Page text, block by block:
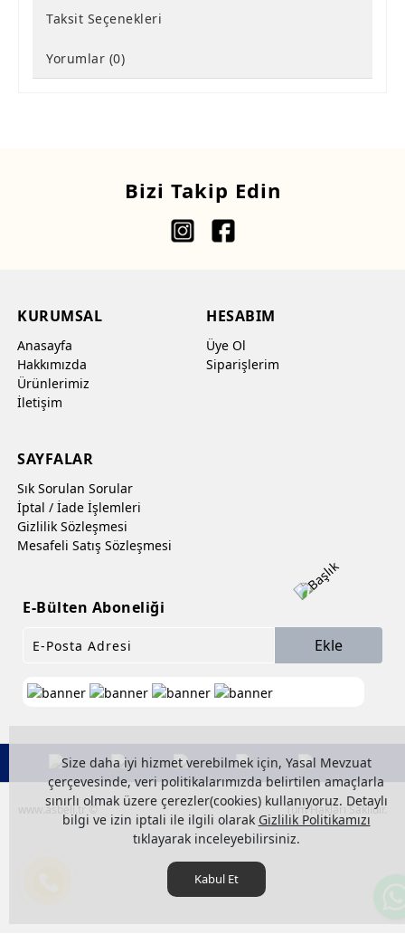
Taksit Seçenekleri
Yorumlar (0)
Size daha iyi hizmet verebilmek için, Yasal Mevzuat
çerçevesinde, veri politikalarımızda belirtilen amaçlarla
sınırlı olmak üzere çerezler(cookies) kullanıyoruz. Detaylı
bilgi ve izin iptali ile ilgili olarak Gizlilik Politikamızı
tıklayarak inceleyebilirsiniz.
Kabul Et
Bizi Takip Edin
KURUMSAL
Anasayfa
Hakkımızda
Ürünlerimiz
İletişim
HESABIM
Üye Ol
Siparişlerim
SAYFALAR
Sık Sorulan Sorular
İptal / İade İşlemleri
Gizlilik Sözleşmesi
Mesafeli Satış Sözleşmesi
E-Bülten Aboneliği
Ekle
www.asbell.tr © Tüm Hakları Saklıdır.